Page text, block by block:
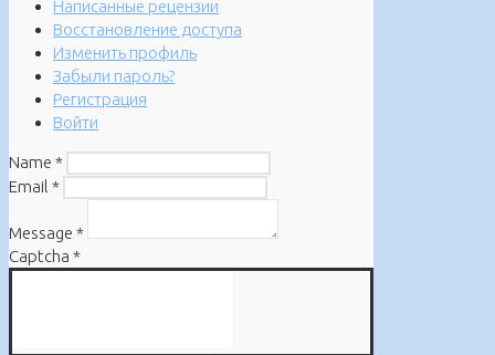
Написанные рецензии
Восстановление доступа
Изменить профиль
Забыли пароль?
Регистрация
Войти
Name *
Email *
Message *
Captcha *